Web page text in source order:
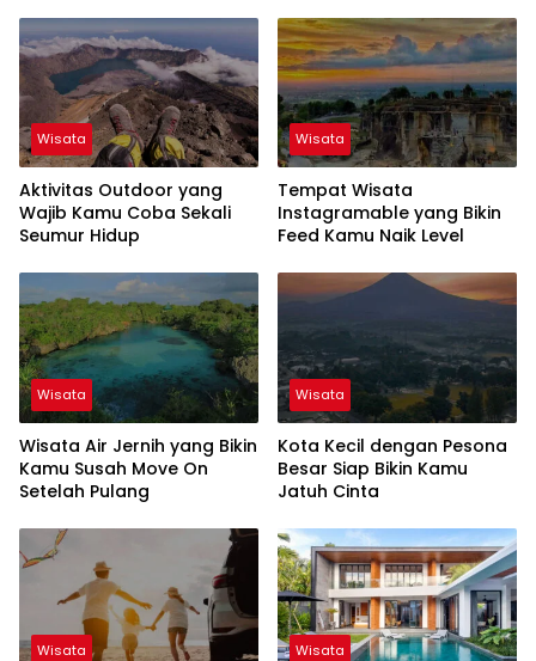
Wisata
Aktivitas Outdoor yang
Wajib Kamu Coba Sekali
Seumur Hidup
Wisata
Tempat Wisata
Instagramable yang Bikin
Feed Kamu Naik Level
Wisata
Wisata Air Jernih yang Bikin
Kamu Susah Move On
Setelah Pulang
Wisata
Kota Kecil dengan Pesona
Besar Siap Bikin Kamu
Jatuh Cinta
Wisata Wisata